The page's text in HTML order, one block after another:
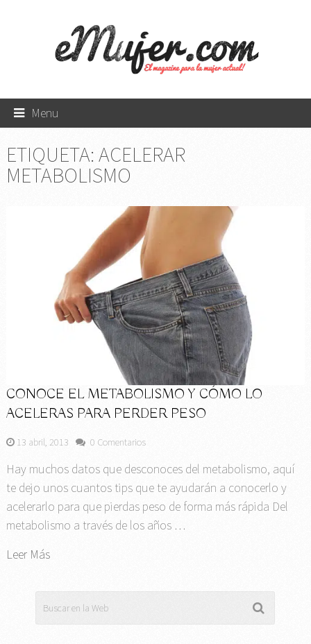
Menu
ETIQUETA: ACELERAR
METABOLISMO
CONOCE EL METABOLISMO Y CÓMO LO
ACELERAS PARA PERDER PESO
13 abril, 2013 0 Comentarios
Hay muchos datos que desconoces del metabolismo, aquí
te dejo unos cuantos tips que te ayudarán a conocerlo y
acelerarlo para que pierdas peso de forma más rápida Del
metabolismo a través de los años …
Leer Más